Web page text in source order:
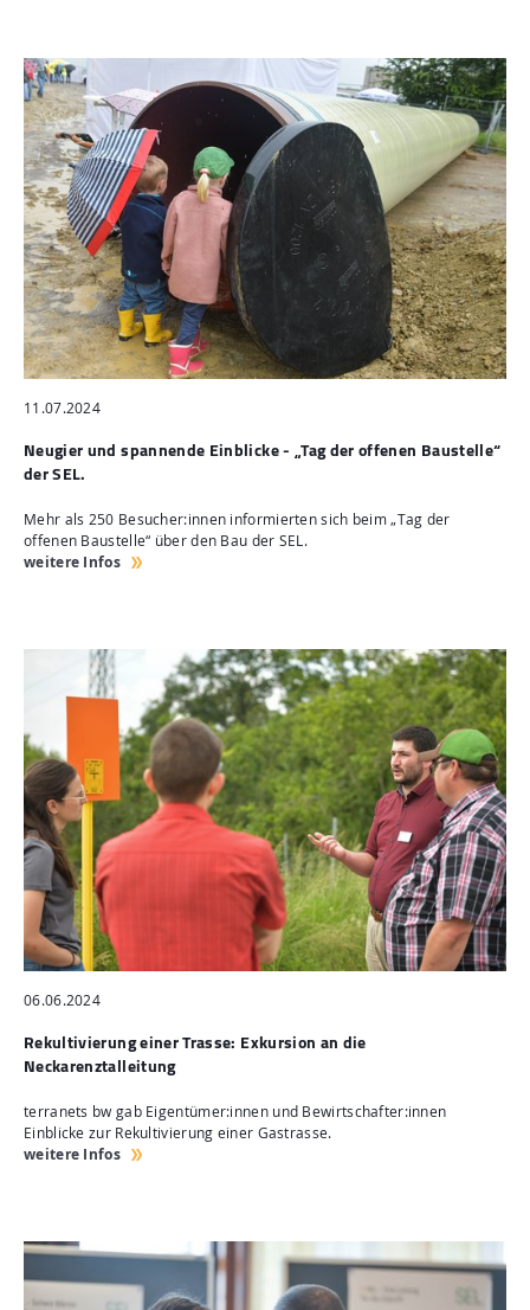
11.07.2024
Neugier und spannende Einblicke - „Tag der offenen Baustelle“
der SEL.
Mehr als 250 Besucher:innen informierten sich beim „Tag der
offenen Baustelle“ über den Bau der SEL.
weitere Infos
06.06.2024
Rekultivierung einer Trasse: Exkursion an die
Neckarenztalleitung
terranets bw gab Eigentümer:innen und Bewirtschafter:innen
Einblicke zur Rekultivierung einer Gastrasse.
weitere Infos